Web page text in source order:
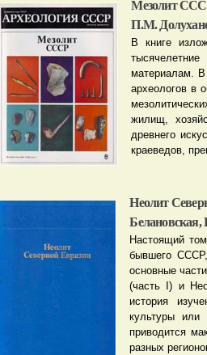
Мезолит
П.М.
В книге
материалам. В
археологов в
жилищ,
древнего
краеведов,
Неолит
Белановская,
Настоящий
бывшего СССР,
основные
(часть I) и
история
культуры или
приводится
разных